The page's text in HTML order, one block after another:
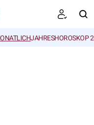
JAHRESHOROSKOP